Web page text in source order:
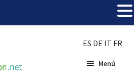
ES DE IT FR
Menú